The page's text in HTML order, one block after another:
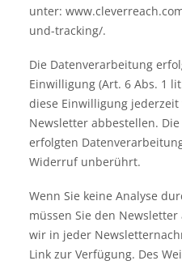
unter:
und-tracking/.
Die Datenverarbeitung
Einwilligung (Art. 6 Abs. 1
diese Einwilligung
Newsletter abbestellen.
erfolgten
Widerruf unberührt.
Wenn Sie keine Analyse
müssen Sie den
wir in jeder
Link zur Verfügung. Des